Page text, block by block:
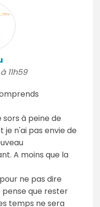
11h59
sors à peine de
je n'ai pas envie de
A moins que la
ne pas dire
pense que rester
temps ne sera